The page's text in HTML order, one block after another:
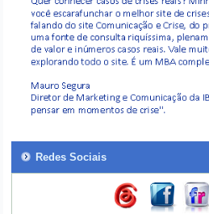
Redes Sociais